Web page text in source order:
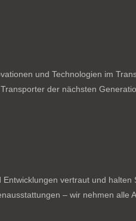
und Technologien im
der nächsten
vertraut und
– wir nehmen alle